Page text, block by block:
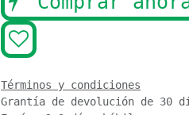
Comprar
Términos y condiciones